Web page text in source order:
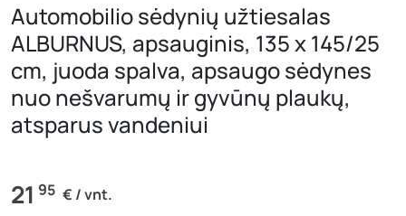
Automobilio sėdynių užtiesalas
ALBURNUS, apsauginis, 135 x 145/25
cm, juoda spalva, apsaugo sėdynes
nuo nešvarumų ir gyvūnų plaukų,
atsparus vandeniui
21 95 € / vnt.